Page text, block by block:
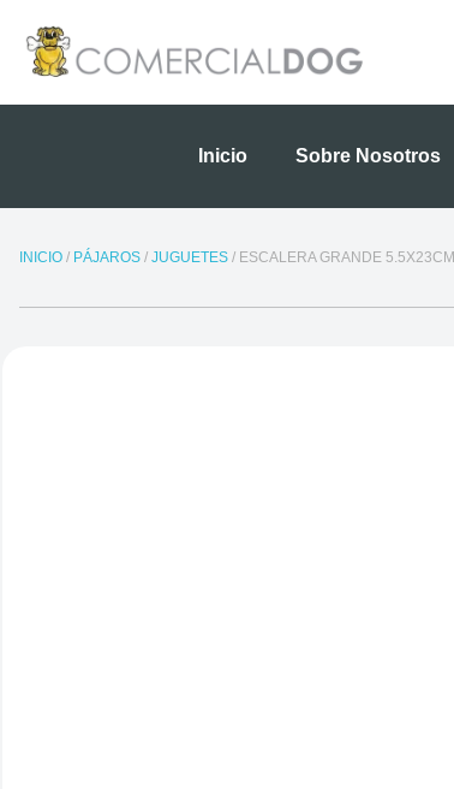
contenido
Inicio Sobre Nosotros
INICIO / PÁJAROS / JUGUETES / ESCALERA GRANDE 5.5X23CM